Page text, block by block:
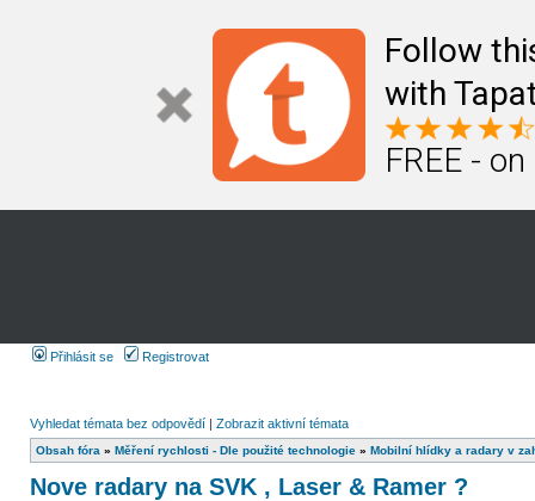
Follow
with
FREE -
Přihlásit se Registrovat
Vyhledat témata bez odpovědí | Zobrazit aktivní témata
Obsah fóra » Měření rychlosti - Dle použité technologie » Mobilní hlídky a radary v
Nove radary na SVK , Laser & Ramer ?